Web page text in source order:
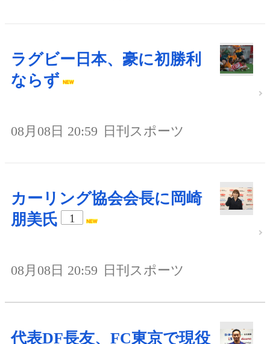
ラグビー日本、豪に初勝利
ならず
08月08日 20:59 日刊スポーツ
カーリング協会会長に岡崎
朋美氏
1
08月08日 20:59 日刊スポーツ
代表DF長友、FC東京で現役